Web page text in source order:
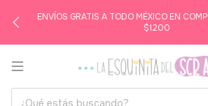
ENVÍOS GRATIS A TODO MÉXICO EN
$1200